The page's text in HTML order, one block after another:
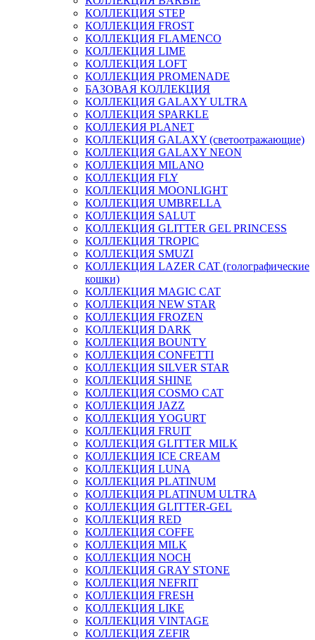
КОЛЛЕКЦИЯ STEP
КОЛЛЕКЦИЯ FROST
КОЛЛЕКЦИЯ FLAMENCO
КОЛЛЕКЦИЯ LIME
КОЛЛЕКЦИЯ LOFT
КОЛЛЕКЦИЯ PROMENADE
БАЗОВАЯ КОЛЛЕКЦИЯ
КОЛЛЕКЦИЯ GALAXY ULTRA
КОЛЛЕКЦИЯ SPARKLE
КОЛЛЕКИЯ PLANET
КОЛЛЕКЦИЯ GALAXY (светоотражающие)
КОЛЛЕКЦИЯ GALAXY NEON
КОЛЛЕКЦИЯ MILANO
КОЛЛЕКЦИЯ FLY
КОЛЛЕКЦИЯ MOONLIGHT
КОЛЛЕКЦИЯ UMBRELLA
КОЛЛЕКЦИЯ SALUT
КОЛЛЕКЦИЯ GLITTER GEL PRINCESS
КОЛЛЕКЦИЯ TROPIC
КОЛЛЕКЦИЯ SMUZI
КОЛЛЕКЦИЯ LAZER CAT (голографические
кошки)
КОЛЛЕКЦИЯ MAGIC CAT
КОЛЛЕКЦИЯ NEW STAR
КОЛЛЕКЦИЯ FROZEN
КОЛЛЕКЦИЯ DARK
КОЛЛЕКЦИЯ BOUNTY
КОЛЛЕКЦИЯ CONFETTI
КОЛЛЕКЦИЯ SILVER STAR
КОЛЛЕКЦИЯ SHINE
КОЛЛЕКЦИЯ COSMO CAT
КОЛЛЕКЦИЯ JAZZ
КОЛЛЕКЦИЯ YOGURT
КОЛЛЕКЦИЯ FRUIT
КОЛЛЕКЦИЯ GLITTER MILK
КОЛЛЕКЦИЯ ICE CREAM
КОЛЛЕКЦИЯ LUNA
КОЛЛЕКЦИЯ PLATINUM
КОЛЛЕКЦИЯ PLATINUM ULTRA
КОЛЛЕКЦИЯ GLITTER-GEL
КОЛЛЕКЦИЯ RED
КОЛЛЕКЦИЯ COFFE
КОЛЛЕКЦИЯ MILK
КОЛЛЕКЦИЯ NOCH
КОЛЛЕКЦИЯ GRAY STONE
КОЛЛЕКЦИЯ NEFRIT
КОЛЛЕКЦИЯ FRESH
КОЛЛЕКЦИЯ LIKE
КОЛЛЕКЦИЯ VINTAGE
КОЛЛЕКЦИЯ ZEFIR